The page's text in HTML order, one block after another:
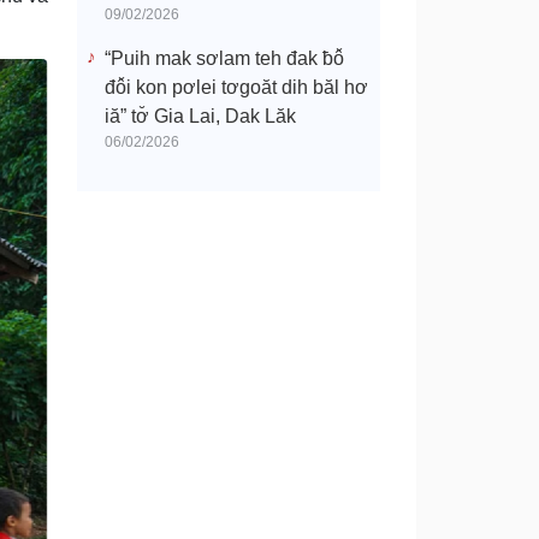
09/02/2026
“Puih mak sơlam teh đak ƀô̆
đô̆i kon pơlei tơgoăt dih băl hơ
iă” tơ̆ Gia Lai, Dak Lăk
06/02/2026